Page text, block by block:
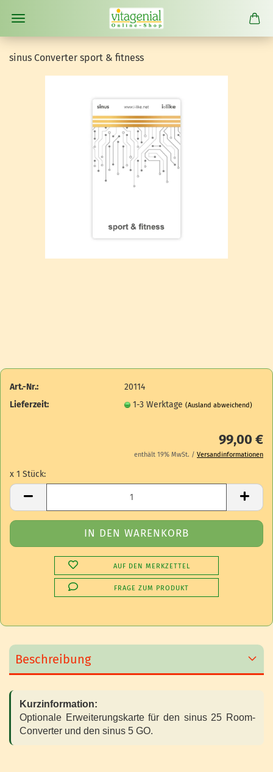
sinus Con­ver­ter sport & fit­ness
Art.-Nr.:
20114
Lieferzeit:
1-3 Werktage(Ausland abweichend)
99,00 €
enthält 19% MwSt. / Versandinformationen
x 1 Stück:
x 1 Stück
AUF DEN MERKZETTEL
FRAGE ZUM PRODUKT
Beschreibung
Kurzinformation:
Optionale Erweiterungskarte für den sinus 25 Room-
Converter und den sinus 5 GO.